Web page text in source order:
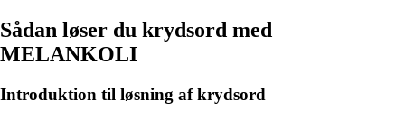
Sådan løser du krydsord med
MELANKOLI
Introduktion til løsning af krydsord